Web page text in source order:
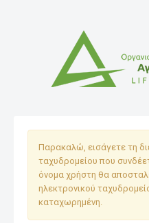
Παρακαλώ, εισάγετε τη
ταχυδρομείου που
όνομα χρήστη θα
ηλεκτρονικού
καταχωρημένη.